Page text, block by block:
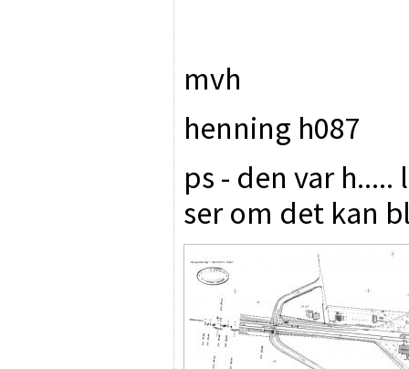
mvh
henning h087
ps - den var
ser om det kan